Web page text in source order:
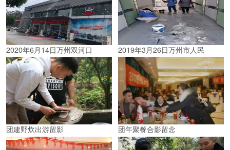
2020年6月14日万州双河口 2019年3月26日万州市人民
团建野炊出游留影 团年聚餐合影留念